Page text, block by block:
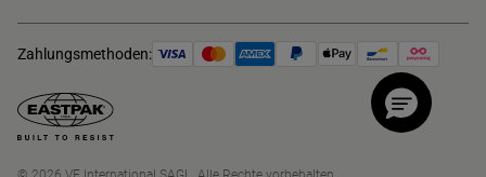
Zahlungsmethoden: